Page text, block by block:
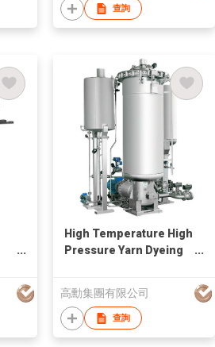
查詢
High Temperature High
Pressure Yarn Dyeing
高勳集團有限公司
查詢